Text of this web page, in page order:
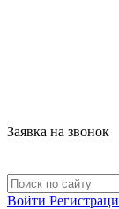
Заявка на звонок
Войти